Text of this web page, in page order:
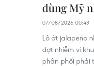
dùng Mỹ
07/08/2026 00:43
Lô ớt jalapeño
đợt nhiễm vi
phân phối phải